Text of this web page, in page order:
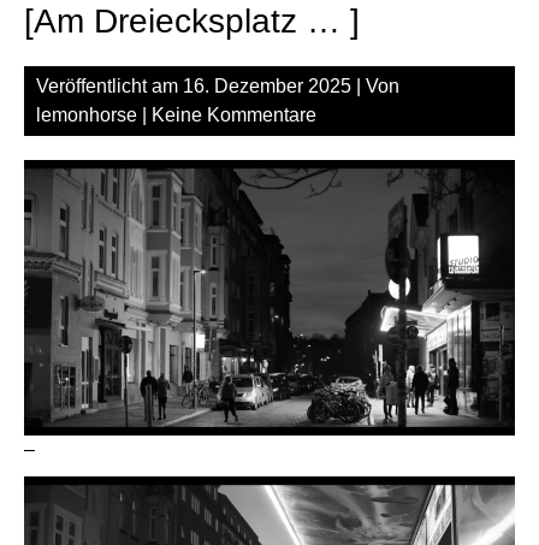
[Am Dreiecksplatz … ]
Veröffentlicht am 16. Dezember 2025 | Von
lemonhorse
Keine Kommentare
–